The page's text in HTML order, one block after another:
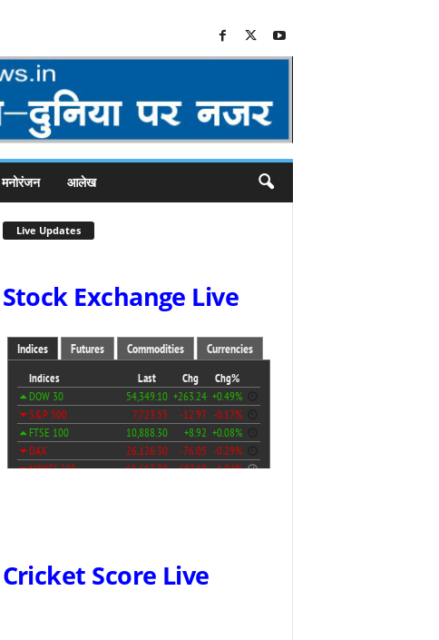
मनोरंजन आलेख
Live Updates
Stock Exchange Live
Cricket Score Live